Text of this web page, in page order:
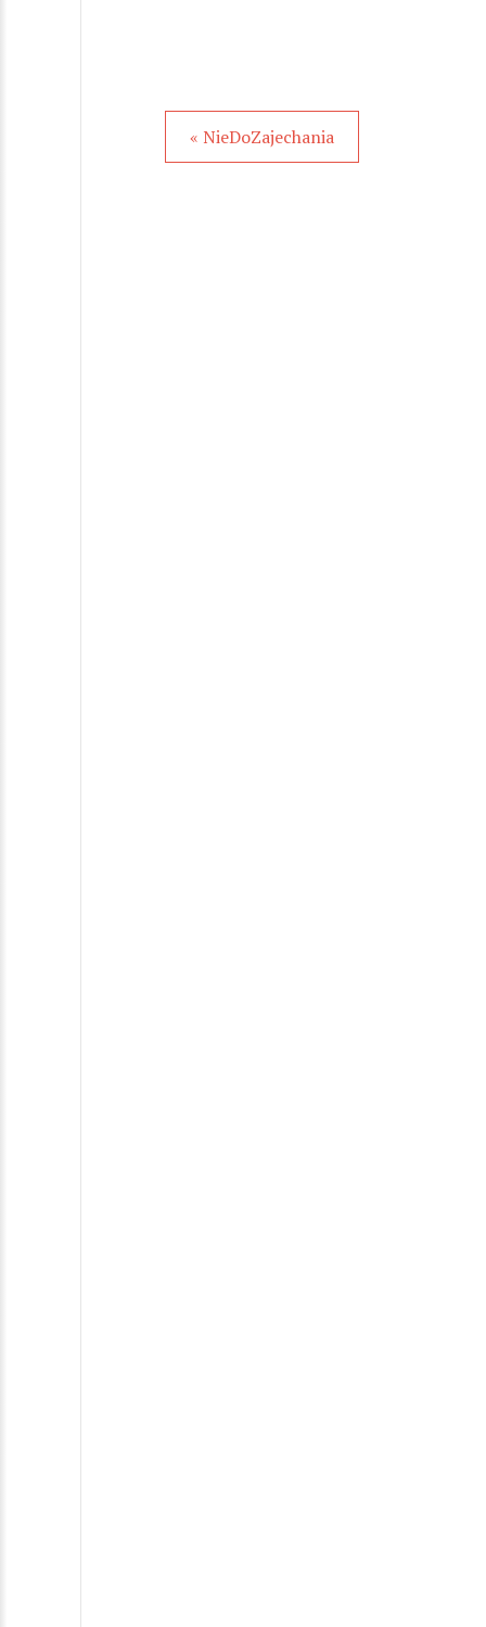
« NieDoZajechania